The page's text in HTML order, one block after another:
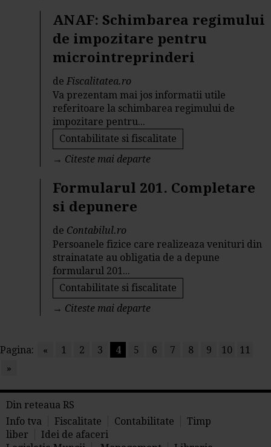
ANAF: Schimbarea regimului
de impozitare pentru
microintreprinderi
deFiscalitatea.ro
Va prezentam mai jos informatii utile
referitoare la schimbarea regimului de
impozitare pentru...
Contabilitate si fiscalitate
→ Citeste mai departe
Formularul 201. Completare
si depunere
de Contabilul.ro
Persoanele fizice care realizeaza venituri din
strainatate au obligatia de a depune
formularul 201...
Contabilitate si fiscalitate
→ Citeste mai departe
Pagina: « 1 2 3 4 5 6 7 8 9 10
11
»
Din reteaua RS
Info tva
Fiscalitate Contabilitate
Timp
liber
Idei de afaceri